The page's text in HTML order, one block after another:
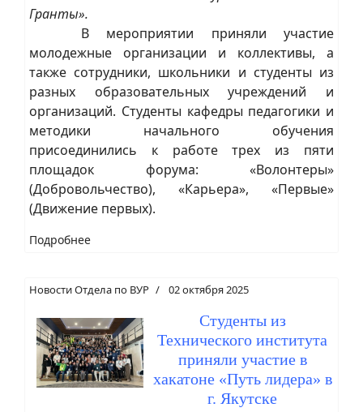
Гранты».
В мероприятии приняли участие
молодежные организации и коллективы, а
также сотрудники, школьники и студенты из
разных образовательных учреждений и
организаций. Студенты кафедры педагогики и
методики начального обучения
присоединились к работе трех из пяти
площадок форума: «Волонтеры»
(Добровольчество), «Карьера», «Первые»
(Движение первых).
Подробнее
Новости Отдела по ВУР 02 октября 2025
Студенты из
Технического института
приняли участие в
хакатоне «Путь лидера» в
г. Якутске